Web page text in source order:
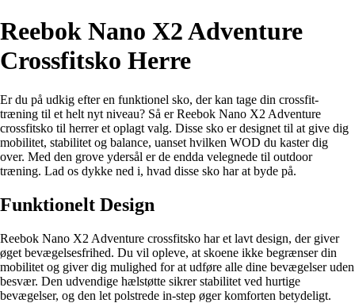
Reebok Nano X2 Adventure
Crossfitsko Herre
Er du på udkig efter en funktionel sko, der kan tage din crossfit-
træning til et helt nyt niveau? Så er Reebok Nano X2 Adventure
crossfitsko til herrer et oplagt valg. Disse sko er designet til at give dig
mobilitet, stabilitet og balance, uanset hvilken WOD du kaster dig
over. Med den grove ydersål er de endda velegnede til outdoor
træning. Lad os dykke ned i, hvad disse sko har at byde på.
Funktionelt Design
Reebok Nano X2 Adventure crossfitsko har et lavt design, der giver
øget bevægelsesfrihed. Du vil opleve, at skoene ikke begrænser din
mobilitet og giver dig mulighed for at udføre alle dine bevægelser uden
besvær. Den udvendige hælstøtte sikrer stabilitet ved hurtige
bevægelser, og den let polstrede in-step øger komforten betydeligt.